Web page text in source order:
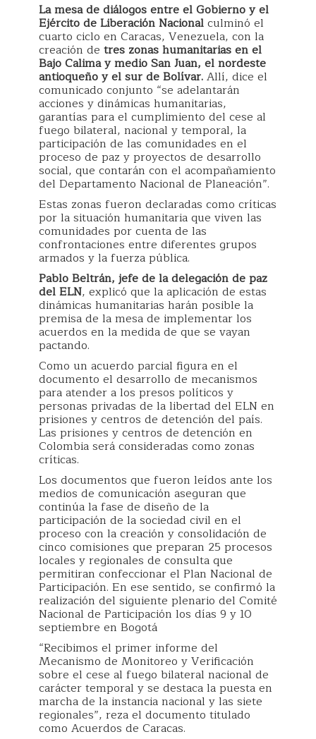
La mesa de diálogos entre el Gobierno y el
Ejército de Liberación Nacionalculminó el
cuarto ciclo en Caracas, Venezuela, con la
creación de tres zonas humanitarias en el
Bajo Calima y medio San Juan, el nordeste
antioqueño y el sur de Bolívar.Allí, dice el
comunicado conjunto “se adelantarán
acciones y dinámicas humanitarias,
garantías para el cumplimiento del cese al
fuego bilateral, nacional y temporal, la
participación de las comunidades en el
proceso de paz y proyectos de desarrollo
social, que contarán con el acompañamiento
del Departamento Nacional de Planeación”.
Estas zonas fueron declaradas como críticas
por la situación humanitaria que viven las
comunidades por cuenta de las
confrontaciones entre diferentes grupos
armados y la fuerza pública.
Pablo Beltrán, jefe de la delegación de paz
del ELN, explicó que la aplicación de estas
dinámicas humanitarias harán posible la
premisa de la mesa de implementar los
acuerdos en la medida de que se vayan
pactando.
Como un acuerdo parcial figura en el
documento el desarrollo de mecanismos
para atender a los presos políticos y
personas privadas de la libertad del ELN en
prisiones y centros de detención del país.
Las prisiones y centros de detención en
Colombia será consideradas como zonas
críticas.
Los documentos que fueron leídos ante los
medios de comunicación aseguran que
continúa la fase de diseño de la
participación de la sociedad civil en el
proceso con la creación y consolidación de
cinco comisiones que preparan 25 procesos
locales y regionales de consulta que
permitiran confeccionar el Plan Nacional de
Participación. En ese sentido, se confirmó la
realización del siguiente plenario del Comité
Nacional de Participación los días 9 y 10
septiembre en Bogotá
“Recibimos el primer informe del
Mecanismo de Monitoreo y Verificación
sobre el cese al fuego bilateral nacional de
carácter temporal y se destaca la puesta en
marcha de la instancia nacional y las siete
regionales”, reza el documento titulado
como Acuerdos de Caracas.